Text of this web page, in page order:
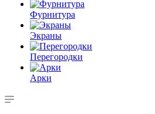
Фурнитура
Экраны
Перегородки
Арки